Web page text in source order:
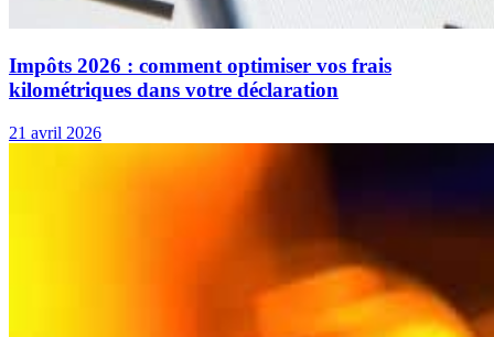
Impôts 2026 : comment optimiser vos frais
kilométriques dans votre déclaration
21 avril 2026